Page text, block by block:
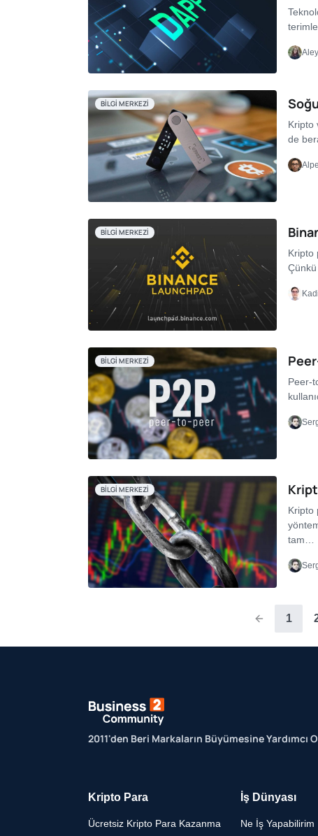
Kripto
de
BILGI MERKEZI
Kripto
Çünkü
BILGI MERKEZI
Peer-
BILGI MERKEZI
Kripto
tam…
BILGI MERKEZI
1
2011'den Beri Markaların Büyümesine Yardımcı
Kripto Para
Ücretsiz Kripto Para Kazanma
İş Dünyası
Ne İş Yapabilirim